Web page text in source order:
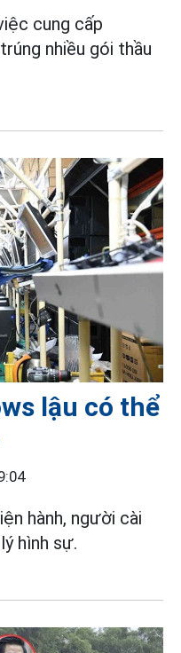
cung cấp
nhiều gói thầu
lậu có thể
hành, người cài
hình sự.